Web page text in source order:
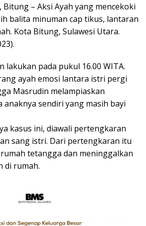
, Bitung – Aksi Ayah yang mencekoki
balita minuman cap tikus, lantaran
Kota Bitung, Sulawesi Utara.
lakukan pada pukul 16.00 WITA.
ayah emosi lantara istri pergi
Masrudin melampiaskan
anaknya sendiri yang masih bayi
kasus ini, diawali pertengkaran
sang istri. Dari pertengkaran itu
tetangga dan meninggalkan
di rumah.